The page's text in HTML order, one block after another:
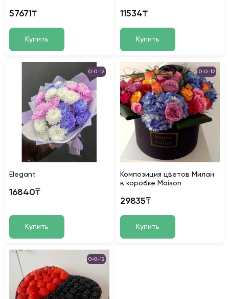
57671₸
Купить
11534₸
Купить
0-0-12
Elegant
16840₸
Купить
0-0-12
Композиция цветов Милан
в коробке Maison
29835₸
Купить
0-0-12